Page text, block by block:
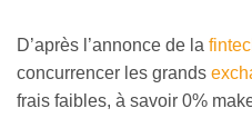
D’après l’annonce de la
concurrencer les grands
frais faibles, à savoir 0%